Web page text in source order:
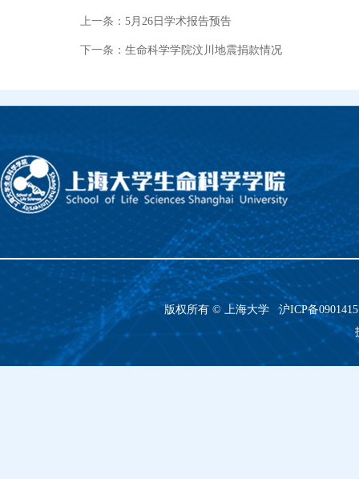
上一条： 5月26日学术报告预告
下一条： 生命科学学院汶川地震捐款情况
版权所有 © 上海大学
沪ICP备